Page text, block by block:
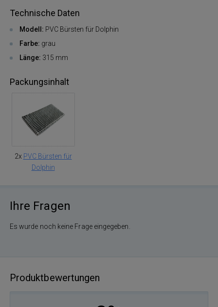
Technische Daten
Modell: PVC Bürsten für Dolphin
Farbe: grau
Länge: 315 mm
Packungsinhalt
2x PVC Bürsten für
Dolphin
Ihre Fragen
Es wurde noch keine Frage eingegeben.
Produktbewertungen